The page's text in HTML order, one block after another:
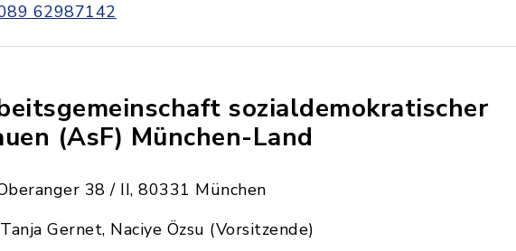
62987142
sozialdemokratischer
(AsF) München-Land
38 / II, 80331 München
Gernet, Naciye Özsu (Vorsitzende)